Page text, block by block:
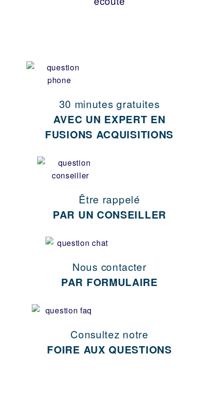
30 minutes gratuites
AVEC UN EXPERT EN
FUSIONS ACQUISITIONS
Être rappelé
PAR UN CONSEILLER
Nous contacter
PAR FORMULAIRE
Consultez notre
FOIRE AUX QUESTIONS